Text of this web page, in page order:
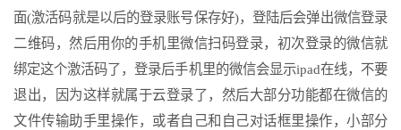
面(激活码就是以后的登录账号保存好)，登陆后会弹出微信登录
二维码，然后用你的手机里微信扫码登录，初次登录的微信就
绑定这个激活码了，登录后手机里的微信会显示ipad在线，不要
退出，因为这样就属于云登录了，然后大部分功能都在微信的
文件传输助手里操作，或者自己和自己对话框里操作，小部分